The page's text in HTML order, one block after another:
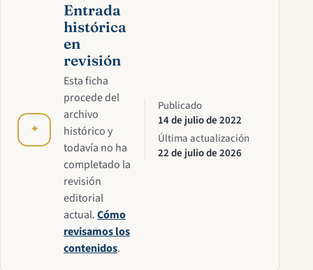
✦
Entrada
histórica
en
revisión
Esta ficha
procede del
archivo
histórico y
todavía no ha
completado la
revisión
editorial
actual.Cómo
revisamos los
contenidos.
Publicado
14 de julio de 2022
Última actualización
22 de julio de 2026